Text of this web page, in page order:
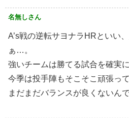
名無しさん
A’s戦の逆転サヨナラHRといい
ぁ…。
強いチームは勝てる試合を確実に
今季は投手陣もそこそこ頑張っ
まだまだバランスが良くないん